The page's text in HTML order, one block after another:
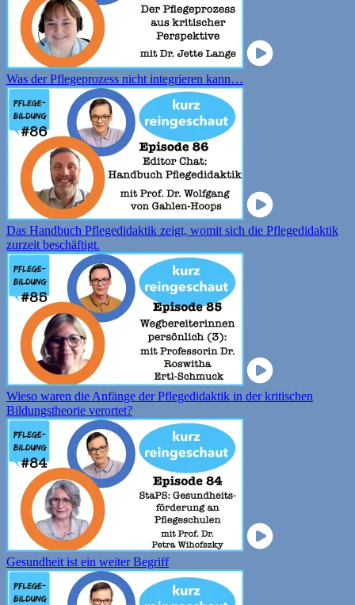
Was der Pflegeprozess nicht integrieren kann…
Das Handbuch Pflegedidaktik zeigt, womit sich die Pflegedidaktik
zurzeit beschäftigt.
Wieso waren die Anfänge der Pflegedidaktik in der kritischen
Bildungstheorie verortet?
Gesundheit ist ein weiter Begriff